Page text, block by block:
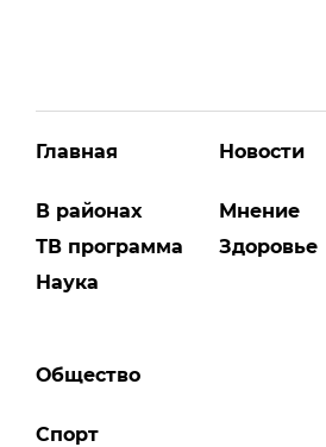
Главная
В районах
ТВ программа
Наука
Новости
Мнение
Здоровье
Общество
Спорт